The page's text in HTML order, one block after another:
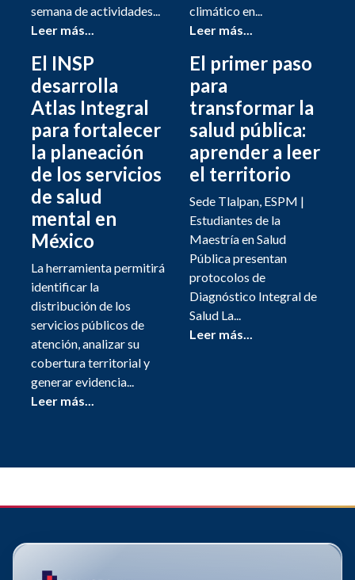
semana de actividades...
Leer más...
climático en...
Leer más...
El INSP
desarrolla
Atlas Integral
para fortalecer
la planeación
de los servicios
de salud
mental en
México
La herramienta permitirá
identificar la
distribución de los
servicios públicos de
atención, analizar su
cobertura territorial y
generar evidencia...
Leer más...
El primer paso
para
transformar la
salud pública:
aprender a leer
el territorio
Sede Tlalpan, ESPM |
Estudiantes de la
Maestría en Salud
Pública presentan
protocolos de
Diagnóstico Integral de
Salud La...
Leer más...